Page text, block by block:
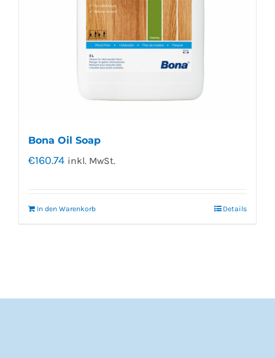
Bona Oil Soap
€160.74 inkl. MwSt.
In den Warenkorb Details